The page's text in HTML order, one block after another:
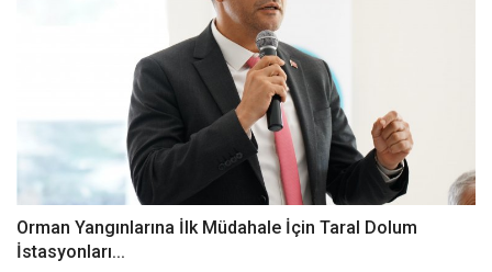
Orman Yangınlarına İlk Müdahale İçin Taral Dolum
İstasyonları...